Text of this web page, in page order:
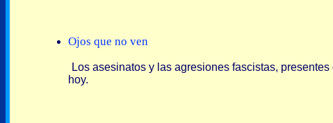
Ojos que no ven
Los asesinatos y las agresiones fascistas,
hoy.